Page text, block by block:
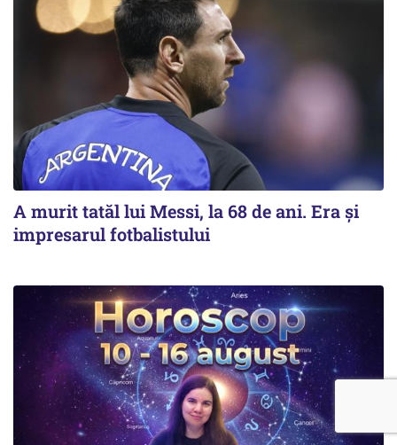
A murit tatăl lui Messi, la 68 de ani. Era și
impresarul fotbalistului